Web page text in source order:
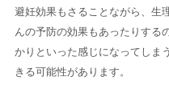
避妊効果もさることながら、生
んの予防の効果もあったりする
かりといった感じになってしま
きる可能性があります。